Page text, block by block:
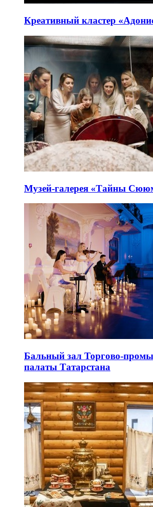
Креативный кластер
Музей-галерея «Тайны
Бальный зал Торгово-
палаты Татарстана